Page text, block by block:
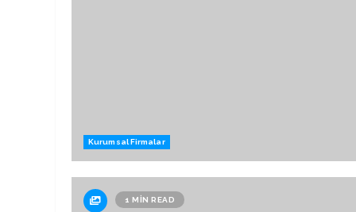
Kurumsal Firmalar
1 MIN READ